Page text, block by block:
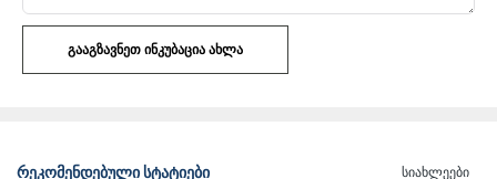
ᲒᲐᲐᲒᲖᲐᲕᲜᲔᲗ ᲘᲜᲙᲣᲑᲐᲪᲘᲐ ᲐᲮᲚᲐ
ᲠᲔᲙᲝᲛᲔᲜᲓᲔᲑᲣᲚᲘ ᲡᲢᲐᲢᲘᲔᲑᲘ Სიახლეები